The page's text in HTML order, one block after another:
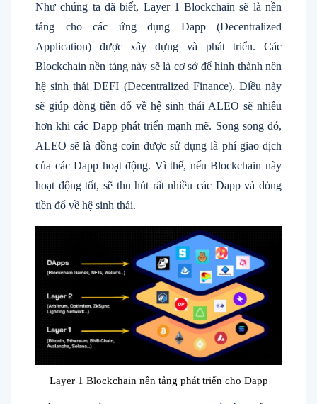
Như chúng ta đã biết, Layer 1 Blockchain sẽ là nền
tảng cho các ứng dụng Dapp (Decentralized
Application) được xây dựng và phát triển. Các
Blockchain nền tảng này sẽ là cơ sở để hình thành nên
hệ sinh thái DEFI (Decentralized Finance). Điều này
sẽ giúp dòng tiền đổ về hệ sinh thái ALEO sẽ nhiều
hơn khi các Dapp phát triển mạnh mẽ. Song song đó,
ALEO sẽ là đồng coin được sử dụng là phí giao dịch
của các Dapp hoạt động. Vì thế, nếu Blockchain này
hoạt động tốt, sẽ thu hút rất nhiều các Dapp và dòng
tiền đổ về hệ sinh thái.
Layer 1 Blockchain nền tảng phát triển cho Dapp